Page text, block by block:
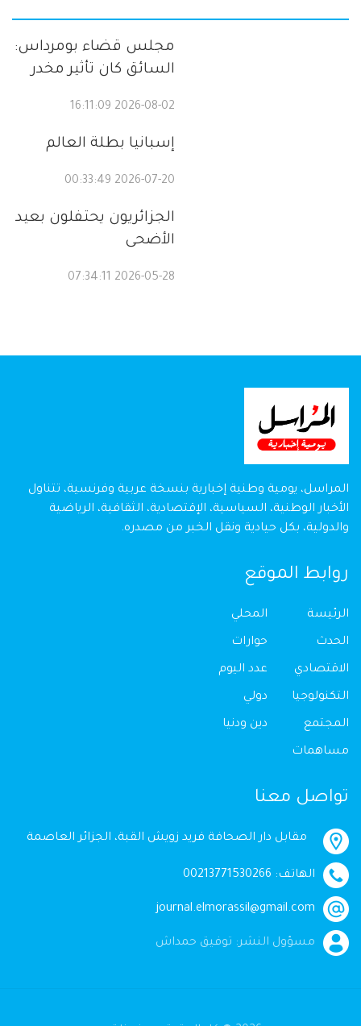
مجلس قضاء بومرداس:
السائق كان تأثير مخدر
2026-08-02 16:11:09
إسبانيا بطلة العالم
2026-07-20 00:33:49
الجزائريون يحتفلون بعيد
الأضحى
2026-05-28 07:34:11
المراسل، يومية وطنية إخبارية بنسخة عربية وفرنسية، تتناول
الأخبار الوطنية، السياسية، الإقتصادية، الثقافية، الرياضية
والدولية، بكل حيادية ونقل الخبر من مصدره.
روابط الموقع
الرئيسة
الحدث
الاقتصادي
التكنولوجيا
المجتمع
مساهمات
المحلي
حوارات
عدد اليوم
دولي
دين ودنيا
تواصل معنا
مقابل دار الصحافة فريد زويش القبة، الجزائر العاصمة
الهاتف: 00213771530266
journal.elmorassil@gmail.com
مسؤول النشر: توفيق حمداش